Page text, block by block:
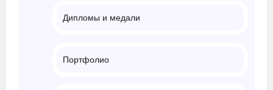
Дипломы и медали
Портфолио